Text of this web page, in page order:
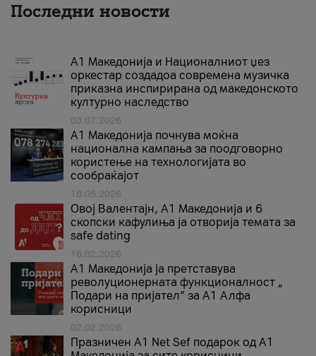
Последни новости
А1 Македонија и Националниот џез
оркестар создадоа современа музичка
приказна инспирирана од македонското
културно наследство
03.07.2026
A1 Македонија почнува моќна
национална кампања за поодговорно
користење на технологијата во
сообраќајот
18.05.2026
Овој Валентајн, A1 Македонија и 6
скопски кафулиња ја отворија темата за
safe dating
16.02.2026
А1 Македонија ја претставува
револуционерната функционалност „
Подари на пријател“ за А1 Алфа
корисници
02.02.2026
Празничен A1 Net Sеf подарок од А1